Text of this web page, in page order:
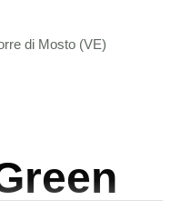
di Mosto (VE)